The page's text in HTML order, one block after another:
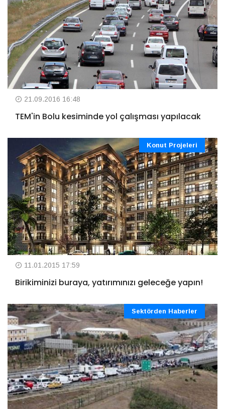
21.09.2016 16:48
TEM'in Bolu kesiminde yol çalışması yapılacak
Konut Projeleri
11.01.2015 17:59
Birikiminizi buraya, yatırımınızı geleceğe yapın!
Sektörden Haberler